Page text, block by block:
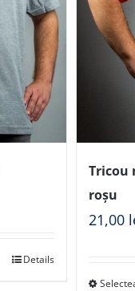
Details
Tricou
roșu
21,00